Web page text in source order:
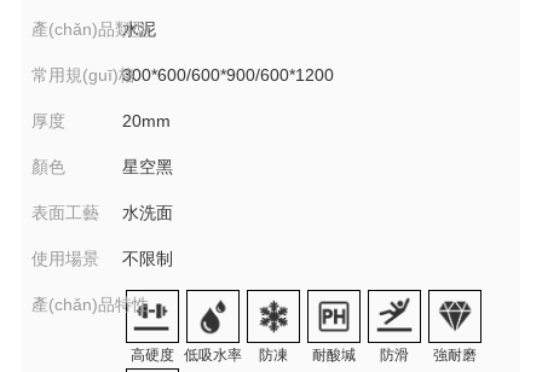
產(chǎn)品類型
水泥
常用規(guī)格300*600/600*900/600*1200
厚度 20mm
顏色 星空黑
表面工藝 水洗面
使用場景 不限制
產(chǎn)品特性
高硬度 低吸水率 防凍 耐酸堿 防滑 強耐磨